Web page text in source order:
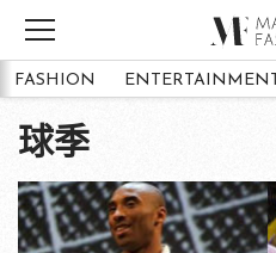
FASHION
球季